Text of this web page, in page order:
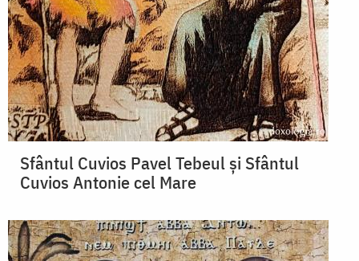
Sfântul Cuvios Pavel Tebeul și Sfântul
Cuvios Antonie cel Mare